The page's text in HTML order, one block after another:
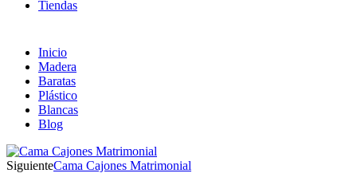
Tiendas
Inicio
Madera
Baratas
Plástico
Blancas
Blog
SiguienteCama Cajones Matrimonial